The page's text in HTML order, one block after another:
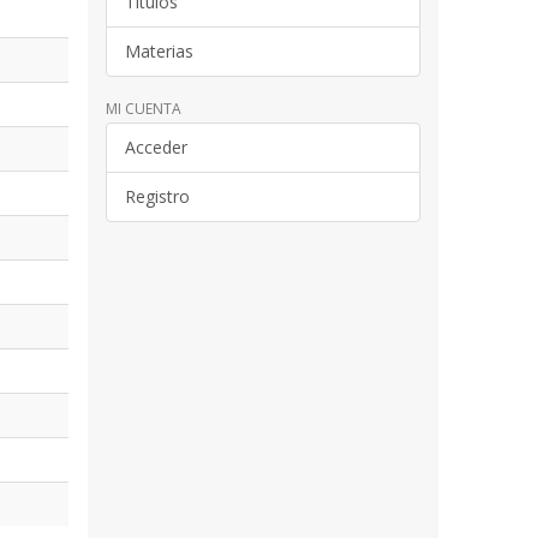
Materias
MI CUENTA
Acceder
Registro